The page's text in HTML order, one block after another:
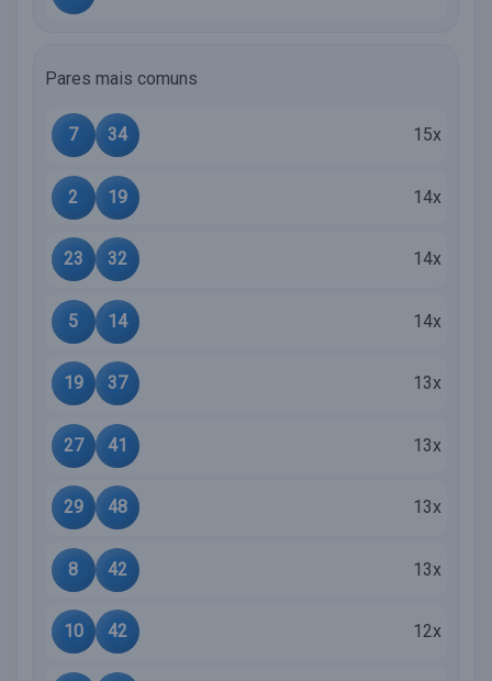
Pares mais comuns
7 34 15x
2 19 14x
23 32 14x
5 14 14x
19 37 13x
27 41 13x
29 48 13x
8 42 13x
10 42 12x